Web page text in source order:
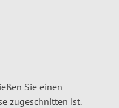
Sie einen
zugeschnitten ist.